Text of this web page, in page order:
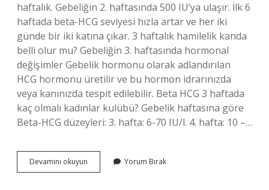
haftalık. Gebeliğin 2. haftasında 500 IU’ya ulaşır. İlk 6
haftada beta-HCG seviyesi hızla artar ve her iki
günde bir iki katına çıkar. 3 haftalık hamilelik kanda
belli olur mu? Gebeliğin 3. haftasında hormonal
değişimler Gebelik hormonu olarak adlandırılan
HCG hormonu üretilir ve bu hormon idrarınızda
veya kanınızda tespit edilebilir. Beta HCG 3 haftada
kaç olmalı kadınlar kulübü? Gebelik haftasına göre
Beta-HCG düzeyleri: 3. hafta: 6-70 IU/l. 4. hafta: 10 –…
Devamını okuyun
Haftalık
Yorum Bırak